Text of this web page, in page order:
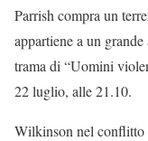
Parrish compra un
appartiene a un
trama di “Uomini
22 luglio, alle 21.10.
Wilkinson nel conflitto